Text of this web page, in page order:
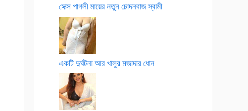
সেক্স পাগলী মায়ের নতুন চোদনবাজ স্বামী
একটি দুর্ঘটনা আর খালুর মজাদার ধোন